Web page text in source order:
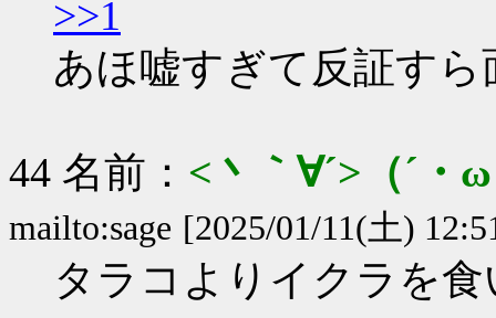
>>1
あほ嘘すぎて反証すら
44 名前： <丶｀∀´>（´
mailto:sage [2025/01/11(土)
タラコよりイクラを